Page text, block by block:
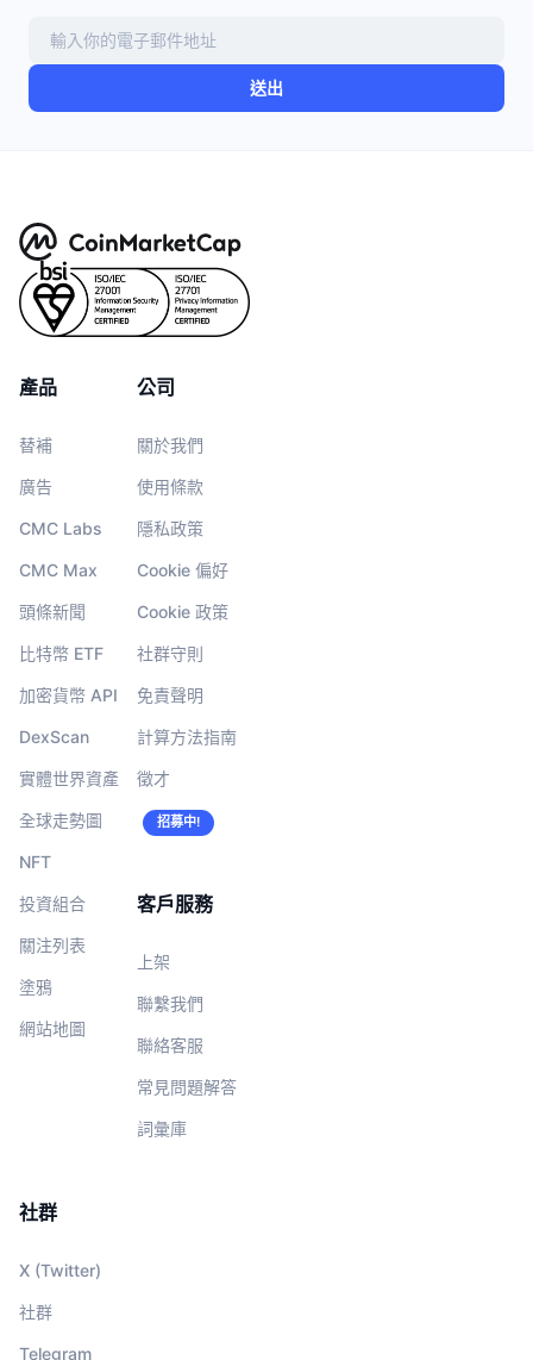
送出
產品
替補
廣告
CMC Labs
CMC Max
頭條新聞
比特幣 ETF
加密貨幣 API
DexScan
實體世界資產
全球走勢圖
NFT
投資組合
關注列表
塗鴉
網站地圖
公司
關於我們
使用條款
隱私政策
Cookie 偏好
Cookie 政策
社群守則
免責聲明
計算方法指南
徵才
招募中!
客戶服務
上架
聯繫我們
聯絡客服
常見問題解答
詞彙庫
社群
X (Twitter)
社群
Telegram